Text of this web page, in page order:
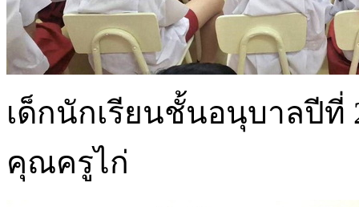
เด็กนักเรียนชั้นอนุบาลปีที่
คุณครูไก่